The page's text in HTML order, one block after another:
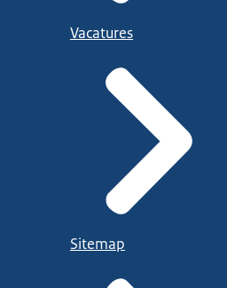
Vacatures
Sitemap